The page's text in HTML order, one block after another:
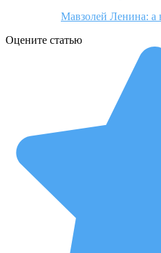
Мавзолей Ленина: а
Оцените статью